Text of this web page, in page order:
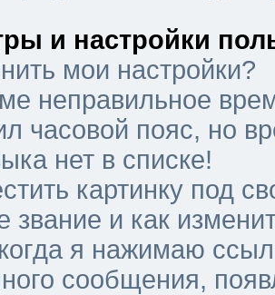
и настройки
мои настройки?
неправильное
часовой пояс, но
нет в списке!
картинку под
звание и как
я нажимаю
сообщения,